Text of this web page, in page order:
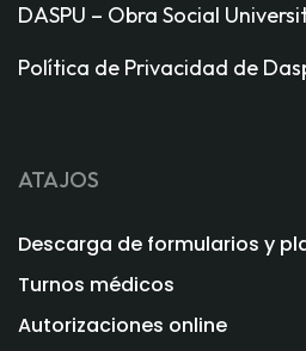
DASPU – Obra Social
Política de Privacidad de
ATAJOS
Descarga de formularios y
Turnos médicos
Autorizaciones online